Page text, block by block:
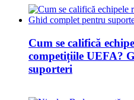
Cum se califică
competițiile UEFA?
suporteri